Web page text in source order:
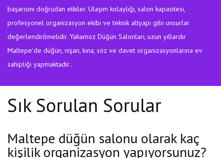
başarısını doğrudan etkiler. Ulaşım kolaylığı, salon kapasitesi,
profesyonel organizasyon ekibi ve teknik altyapı gibi unsurlar
değerlendirilmelidir. Yakamoz Düğün Salonları, uzun yıllardır
Maltepe'de düğün, nişan, kına, söz ve davet organizasyonlarına ev
sahipliği yapmaktadır..
Sık Sorulan Sorular
Maltepe düğün salonu olarak kaç
kişilik organizasyon yapıyorsunuz?